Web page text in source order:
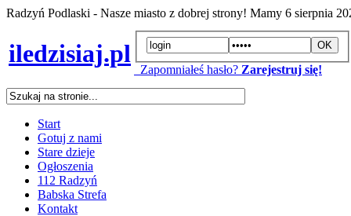
Radzyń Podlaski - Nasze miasto z dobrej strony! Mamy 6 sierpnia
iledzisiaj.pl
Zapomniałeś hasło? Zarejestruj się!
Start
Gotuj z nami
Stare dzieje
Ogłoszenia
112 Radzyń
Babska Strefa
Kontakt